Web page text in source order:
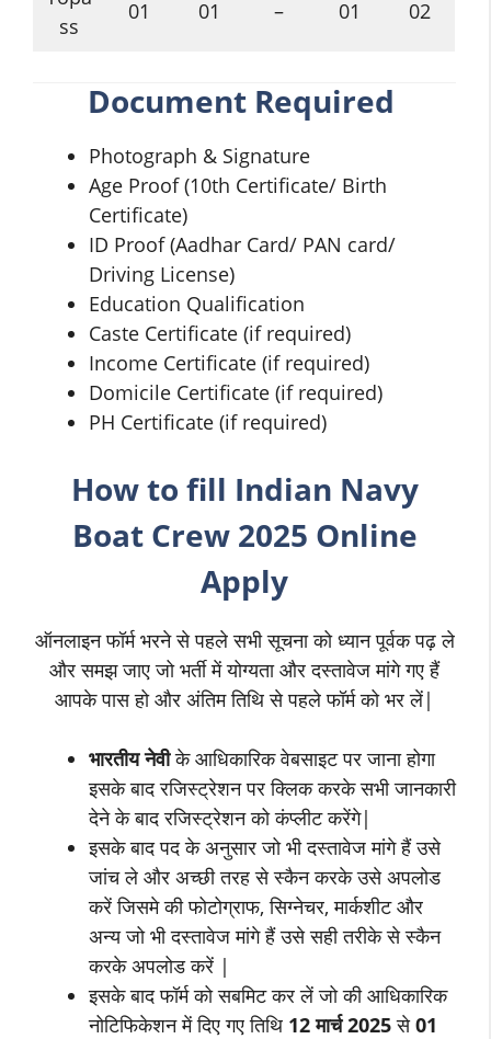
ss
01 01 – 01 02
Document Required
Photograph & Signature
Age Proof (10th Certificate/ Birth
Certificate)
ID Proof (Aadhar Card/ PAN card/
Driving License)
Education Qualification
Caste Certificate (if required)
Income Certificate (if required)
Domicile Certificate (if required)
PH Certificate (if required)
How to fill Indian Navy
Boat Crew2025 Online
Apply
ऑनलाइन फॉर्म भरने से पहले सभी सूचना को ध्यान पूर्वक पढ़ ले
और समझ जाए जो भर्ती में योग्यता और दस्तावेज मांगे गए हैं
आपके पास हो और अंतिम तिथि से पहले फॉर्म को भर लें|
भारतीय नेवीके आधिकारिक वेबसाइट पर जाना होगा
इसके बाद रजिस्ट्रेशन पर क्लिक करके सभी जानकारी
देने के बाद रजिस्ट्रेशन को कंप्लीट करेंगे|
इसके बाद पद के अनुसार जो भी दस्तावेज मांगे हैं उसे
जांच ले और अच्छी तरह से स्कैन करके उसे अपलोड
करें जिसमे की फोटोग्राफ, सिग्नेचर, मार्कशीट और
अन्य जो भी दस्तावेज मांगे हैं उसे सही तरीके से स्कैन
करके अपलोड करें |
इसके बाद फॉर्म को सबमिट कर लें जो की आधिकारिक
नोटिफिकेशन में दिए गए तिथि 12 मार्च 2025से01